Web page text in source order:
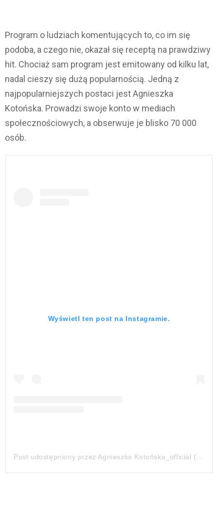
Program o ludziach komentujących to, co im się
podoba, a czego nie, okazał się receptą na prawdziwy
hit. Chociaż sam program jest emitowany od kilku lat,
nadal cieszy się dużą popularnością. Jedną z
najpopularniejszych postaci jest Agnieszka
Kotońska. Prowadzi swoje konto w mediach
społecznościowych, a obserwuje je blisko 70 000
osób.
Wyświetl ten post na Instagramie.